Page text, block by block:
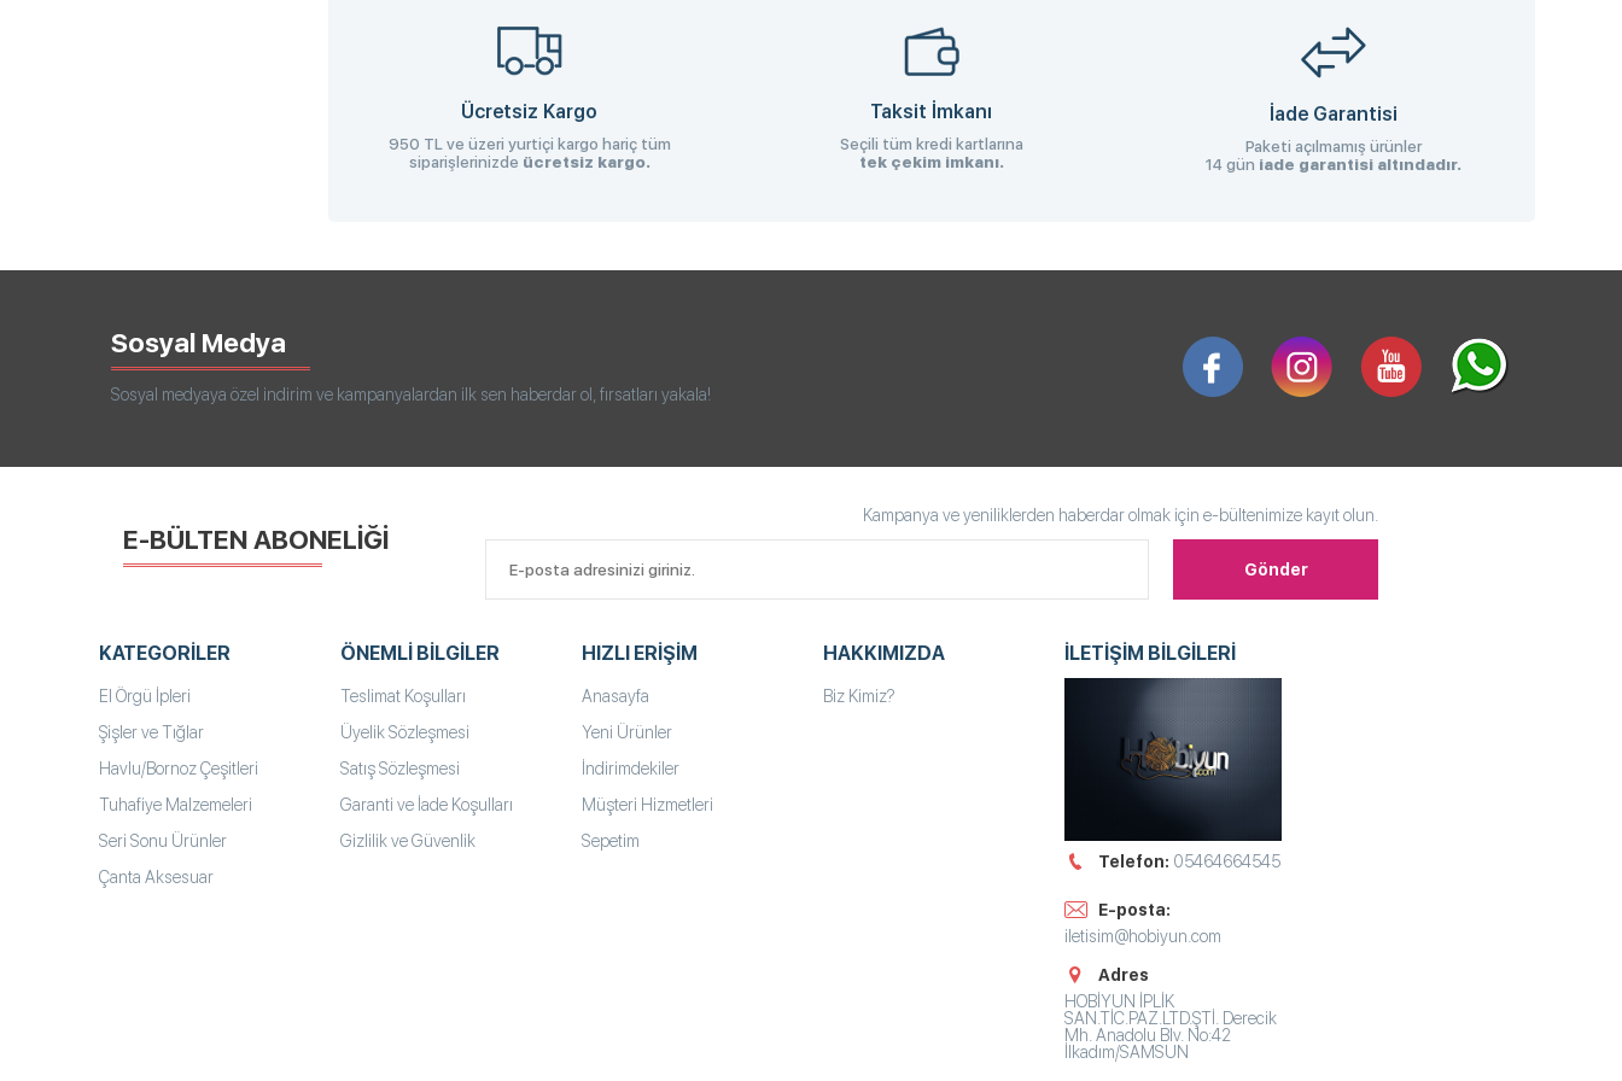
Ücretsiz Kargo
950 TL ve üzeri yurtiçi kargo hariç tüm
siparişlerinizde ücretsiz kargo.
Taksit İmkanı
Seçili tüm kredi kartlarına
tek çekim imkanı.
İade Garantisi
Paketi açılmamış ürünler
14 gün iade garantisi altındadır.
Sosyal Medya
Sosyal medyaya özel indirim ve kampanyalardan ilk sen haberdar ol, fırsatları yakala!
E-BÜLTEN ABONELİĞİ
Kampanya ve yeniliklerden haberdar olmak için e-bültenimize kayıt olun.
KATEGORILER
El Örgü İpleri
Şişler ve Tığlar
Havlu/Bornoz Çeşitleri
Tuhafiye Malzemeleri
Seri Sonu Ürünler
Çanta Aksesuar
ÖNEMLI BILGILER
Teslimat Koşulları
Üyelik Sözleşmesi
Satış Sözleşmesi
Garanti ve İade Koşulları
Gizlilik ve Güvenlik
HIZLI ERIŞIM
Anasayfa
Yeni Ürünler
İndirimdekiler
Müşteri Hizmetleri
Sepetim
HAKKIMIZDA
Biz Kimiz?
İLETİŞİM BİLGİLERİ
Telefon: 05464664545
E-posta:
iletisim@hobiyun.com
Adres
HOBİYUN İPLİK
SAN.TİC.PAZ.LTD.ŞTİ. Derecik
Mh. Anadolu Blv. No:42
İlkadım/SAMSUN